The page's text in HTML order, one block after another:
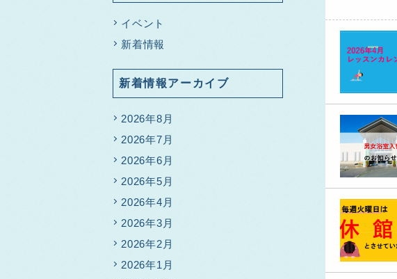
イベント
新着情報
新着情報アーカイブ
2026年8月
2026年7月
2026年6月
2026年5月
2026年4月
2026年3月
2026年2月
2026年1月